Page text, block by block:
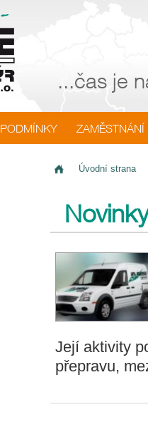
...čas je
PODMÍNKY ZAMĚSTNÁNÍ
Úvodní strana
Novinky
Její aktivity
přepravu,